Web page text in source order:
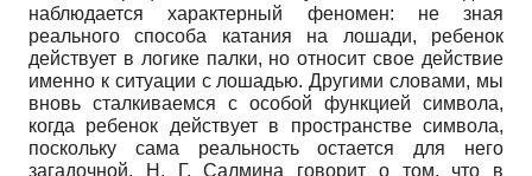
наблюдается характерный феномен: не зная
реального способа катания на лошади, ребенок
действует в логике палки, но относит свое действие
именно к ситуации с лошадью. Другими словами, мы
вновь сталкиваемся с особой функцией символа,
когда ребенок действует в пространстве символа,
поскольку сама реальность остается для него
загадочной. Н. Г. Салмина говорит о том, что в